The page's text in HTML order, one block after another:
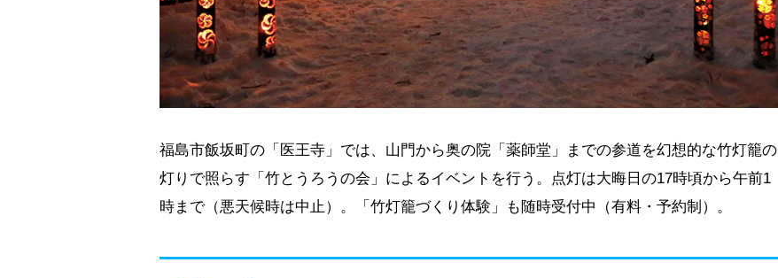
福島市飯坂町の「医王寺」では、山門から奥の院「薬師堂」までの参道を幻想的な竹灯籠の
灯りで照らす「竹とうろうの会」によるイベントを行う。点灯は大晦日の17時頃から午前1
時まで（悪天候時は中止）。「竹灯籠づくり体験」も随時受付中（有料・予約制）。